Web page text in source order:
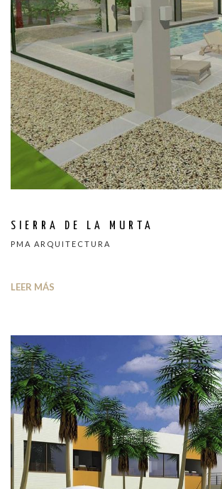
SIERRA DE LA MURTA
PMA ARQUITECTURA
LEER MÁS